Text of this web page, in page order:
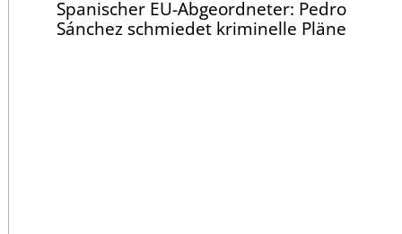
Spanischer EU-Abgeordneter: Pedro
Sánchez schmiedet kriminelle Pläne